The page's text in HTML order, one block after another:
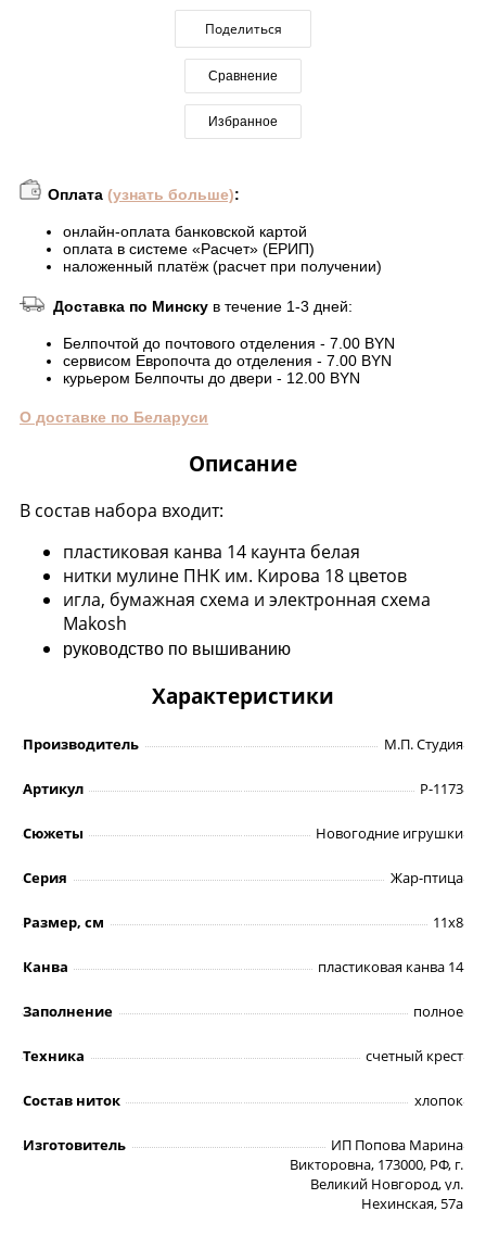
Поделиться
Сравнение
Избранное
Оплата (узнать больше):
онлайн-оплата банковской картой
оплата в системе «Расчет» (ЕРИП)
наложенный платёж (расчет при получении)
Доставка по Минску в течение 1-3 дней:
Белпочтой до почтового отделения - 7.00 BYN
сервисом Европочта до отделения - 7.00 BYN
курьером Белпочты до двери - 12.00 BYN
О доставке по Беларуси
Описание
В состав набора входит:
пластиковая канва 14 каунта белая
нитки мулине ПНК им. Кирова 18 цветов
игла, бумажная схема и электронная схема
Makosh
руководство по вышиванию
Характеристики
Производитель М.П. Студия
Артикул Р-1173
Сюжеты Новогодние игрушки
Серия Жар-птица
Размер, см 11х8
Канва пластиковая канва 14
Заполнение полное
Техника счетный крест
Состав ниток хлопок
Изготовитель
ИП Попова Марина
Викторовна, 173000, РФ, г.
Великий Новгород, ул.
Нехинская, 57а